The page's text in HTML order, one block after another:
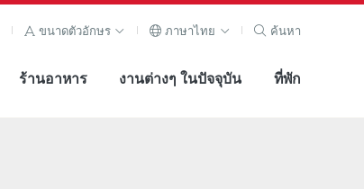
ขนาดตัวอักษร ภาษาไทย ค้นหา
ร้านอาหาร งานต่างๆ ในปัจจุบัน ที่พัก